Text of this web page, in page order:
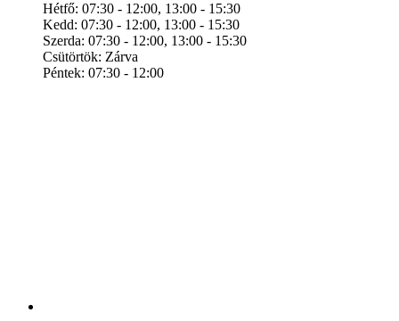
Hétfő: 07:30 - 12:00, 13:00 - 15:30
Kedd: 07:30 - 12:00, 13:00 - 15:30
Szerda: 07:30 - 12:00, 13:00 - 15:30
Csütörtök: Zárva
Péntek: 07:30 - 12:00